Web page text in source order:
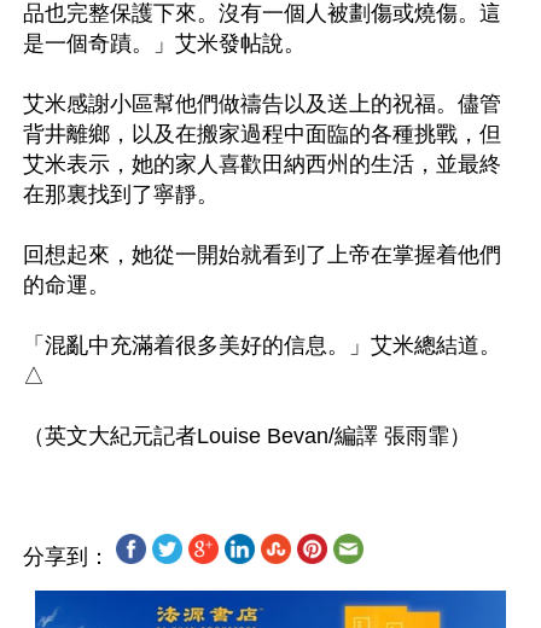
品也完整保護下來。沒有一個人被劃傷或燒傷。這
是一個奇蹟。」艾米發帖說。
艾米感謝小區幫他們做禱告以及送上的祝福。儘管
背井離鄉，以及在搬家過程中面臨的各種挑戰，但
艾米表示，她的家人喜歡田納西州的生活，並最終
在那裏找到了寧靜。
回想起來，她從一開始就看到了上帝在掌握着他們
的命運。
「混亂中充滿着很多美好的信息。」艾米總結道。
△
分享到：